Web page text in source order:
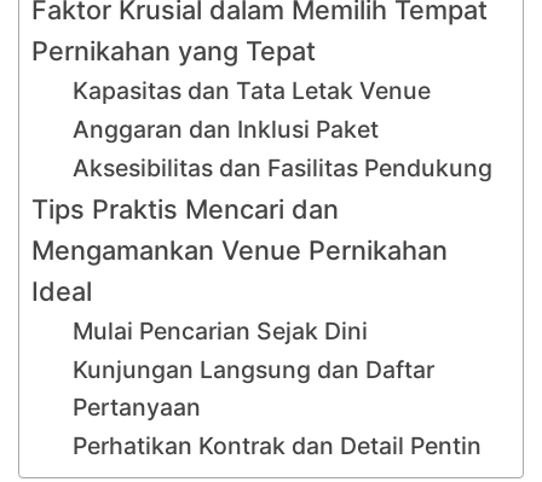
Faktor Krusial dalam Memilih Tempat
Pernikahan yang Tepat
Kapasitas dan Tata Letak Venue
Anggaran dan Inklusi Paket
Aksesibilitas dan Fasilitas Pendukung
Tips Praktis Mencari dan
Mengamankan Venue Pernikahan
Ideal
Mulai Pencarian Sejak Dini
Kunjungan Langsung dan Daftar
Pertanyaan
Perhatikan Kontrak dan Detail Pentin